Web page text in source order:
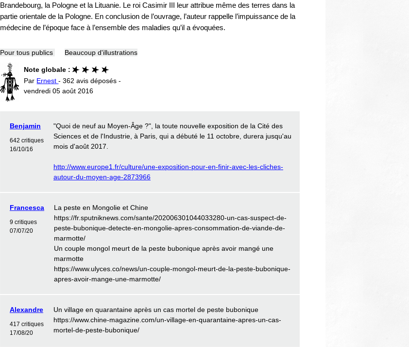
Brandebourg, la Pologne et la Lituanie. Le roi Casimir III leur attribue même des terres dans la
partie orientale de la Pologne. En conclusion de l’ouvrage, l’auteur rappelle l’impuissance de la
médecine de l’époque face à l’ensemble des maladies qu’il a évoquées.
Pour tous publics Beaucoup d'illustrations
Note globale :
Par Ernest- 362 avis déposés -
vendredi 05 août 2016
Benjamin
642 critiques
16/10/16
"Quoi de neuf au Moyen-Âge ?", la toute nouvelle exposition de la Cité des
Sciences et de l'Industrie, à Paris, qui a débuté le 11 octobre, durera jusqu'au
mois d'août 2017.
http://www.europe1.fr/culture/une-exposition-pour-en-finir-avec-les-cliches-
autour-du-moyen-age-2873966
Francesca
9 critiques
07/07/20
La peste en Mongolie et Chine
https://fr.sputniknews.com/sante/202006301044033280-un-cas-suspect-de-
peste-bubonique-detecte-en-mongolie-apres-consommation-de-viande-de-
marmotte/
Un couple mongol meurt de la peste bubo­nique après avoir mangé une
marmotte
https://www.ulyces.co/news/un-couple-mongol-meurt-de-la-peste-bubonique-
apres-avoir-mange-une-marmotte/
Alexandre
417 critiques
17/08/20
Un village en quarantaine après un cas mortel de peste bubonique
https://www.chine-magazine.com/un-village-en-quarantaine-apres-un-cas-
mortel-de-peste-bubonique/